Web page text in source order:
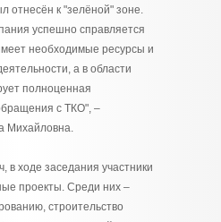
отнесён к "зелёной" зоне.
успешно справляется
необходимые ресурсы и
а в области
полноценная
с ТКО", –
Михайловна.
в ходе заседания участники
проекты. Среди них –
строительство